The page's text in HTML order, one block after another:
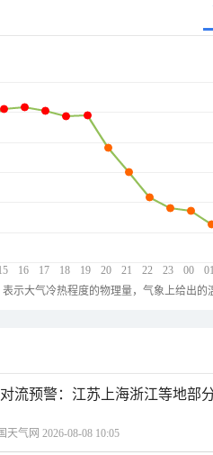
16 17 18 19 20 21 22 23 00
表示大气冷热程度的物理量，气象上给出
流预警：江苏上海浙江等地部
天气网 2026-08-08 10:05